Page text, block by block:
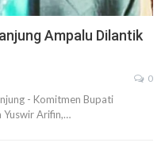
Ampalu Dilantik
0
- Komitmen Bupati
Yuswir Arifin,…